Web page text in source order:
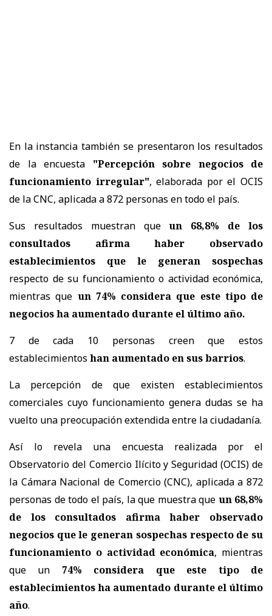
En la instancia también se presentaron los resultados
de la encuesta "Percepción sobre negocios de
funcionamiento irregular", elaborada por el OCIS
de la CNC, aplicada a 872 personas en todo el país.
Sus resultados muestran queun 68,8% de los
consultados afirma haber observado
establecimientos que le generan sospechas
respecto de su funcionamiento o actividad económica,
mientras que un 74% considera que este tipo de
negocios ha aumentado durante el último año.
7 de cada 10 personas creen que estos
establecimientos han aumentado en sus barrios.
La percepción de que existen establecimientos
comerciales cuyo funcionamiento genera dudas se ha
vuelto una preocupación extendida entre la ciudadanía.
Así lo revela una encuesta realizada por el
Observatorio del Comercio Ilícito y Seguridad (OCIS) de
la Cámara Nacional de Comercio (CNC), aplicada a 872
personas de todo el país, la que muestra que un 68,8%
de los consultados afirma haber observado
negocios que le generan sospechas respecto de su
funcionamiento o actividad económica, mientras
que un 74% considera que este tipo de
establecimientos ha aumentado durante el último
año.